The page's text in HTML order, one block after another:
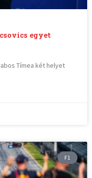
egyet
Tímea két helyet
F1